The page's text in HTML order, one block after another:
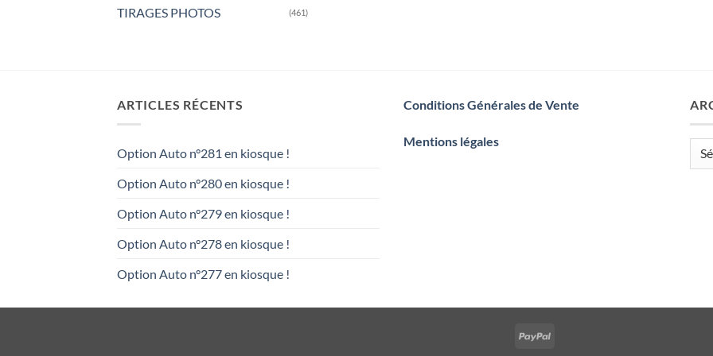
TIRAGES PHOTOS (461)
ARTICLES RÉCENTS
Option Auto n°281 en kiosque !
Option Auto n°280 en kiosque !
Option Auto n°279 en kiosque !
Option Auto n°278 en kiosque !
Option Auto n°277 en kiosque !
Conditions Générales de Vente
Mentions légales
PayPal